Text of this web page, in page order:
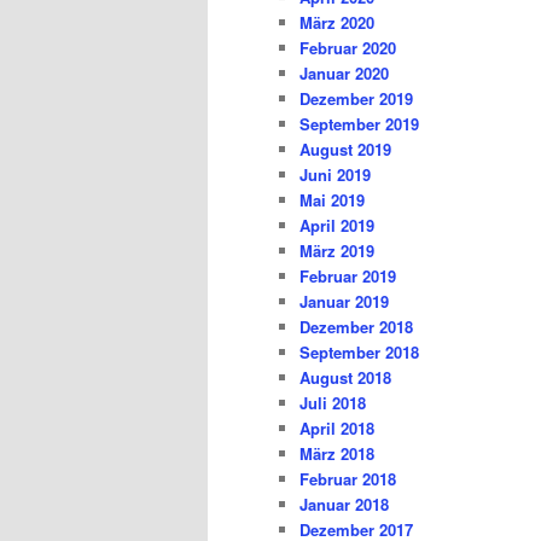
März 2020
Februar 2020
Januar 2020
Dezember 2019
September 2019
August 2019
Juni 2019
Mai 2019
April 2019
März 2019
Februar 2019
Januar 2019
Dezember 2018
September 2018
August 2018
Juli 2018
April 2018
März 2018
Februar 2018
Januar 2018
Dezember 2017